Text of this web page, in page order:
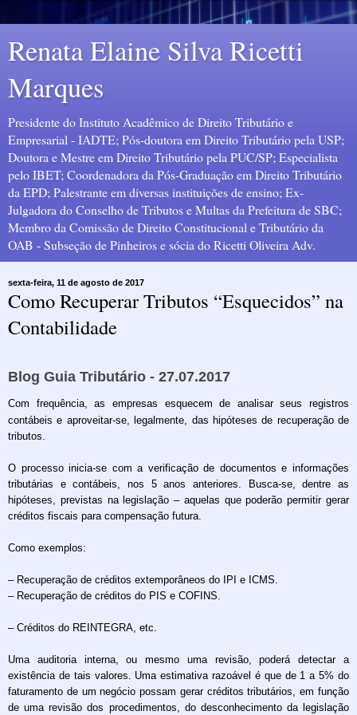
Renata Elaine Silva Ricetti
Marques
Presidente do Instituto Acadêmico de Direito Tributário e
Empresarial - IADTE; Pós-doutora em Direito Tributário pela USP;
Doutora e Mestre em Direito Tributário pela PUC/SP; Especialista
pelo IBET; Coordenadora da Pós-Graduação em Direito Tributário
da EPD; Palestrante em diversas instituições de ensino; Ex-
Julgadora do Conselho de Tributos e Multas da Prefeitura de SBC;
Membro da Comissão de Direito Constitucional e Tributário da
OAB - Subseção de Pinheiros e sócia do Ricetti Oliveira Adv.
sexta-feira, 11 de agosto de 2017
Como Recuperar Tributos “Esquecidos” na
Contabilidade
Blog Guia Tributário - 27.07.2017
Com frequência, as empresas esquecem de analisar seus registros
contábeis e aproveitar-se, legalmente, das hipóteses de recuperação de
tributos.
O processo inicia-se com a verificação de documentos e informações
tributárias e contábeis, nos 5 anos anteriores. Busca-se, dentre as
hipóteses, previstas na legislação – aquelas que poderão permitir gerar
créditos fiscais para compensação futura.
Como exemplos:
– Recuperação de créditos extemporâneos do IPI e ICMS.
– Recuperação de créditos do PIS e COFINS.
– Créditos do REINTEGRA, etc.
Uma auditoria interna, ou mesmo uma revisão, poderá detectar a
existência de tais valores. Uma estimativa razoável é que de 1 a 5% do
faturamento de um negócio possam gerar créditos tributários, em função
de uma revisão dos procedimentos, do desconhecimento da legislação